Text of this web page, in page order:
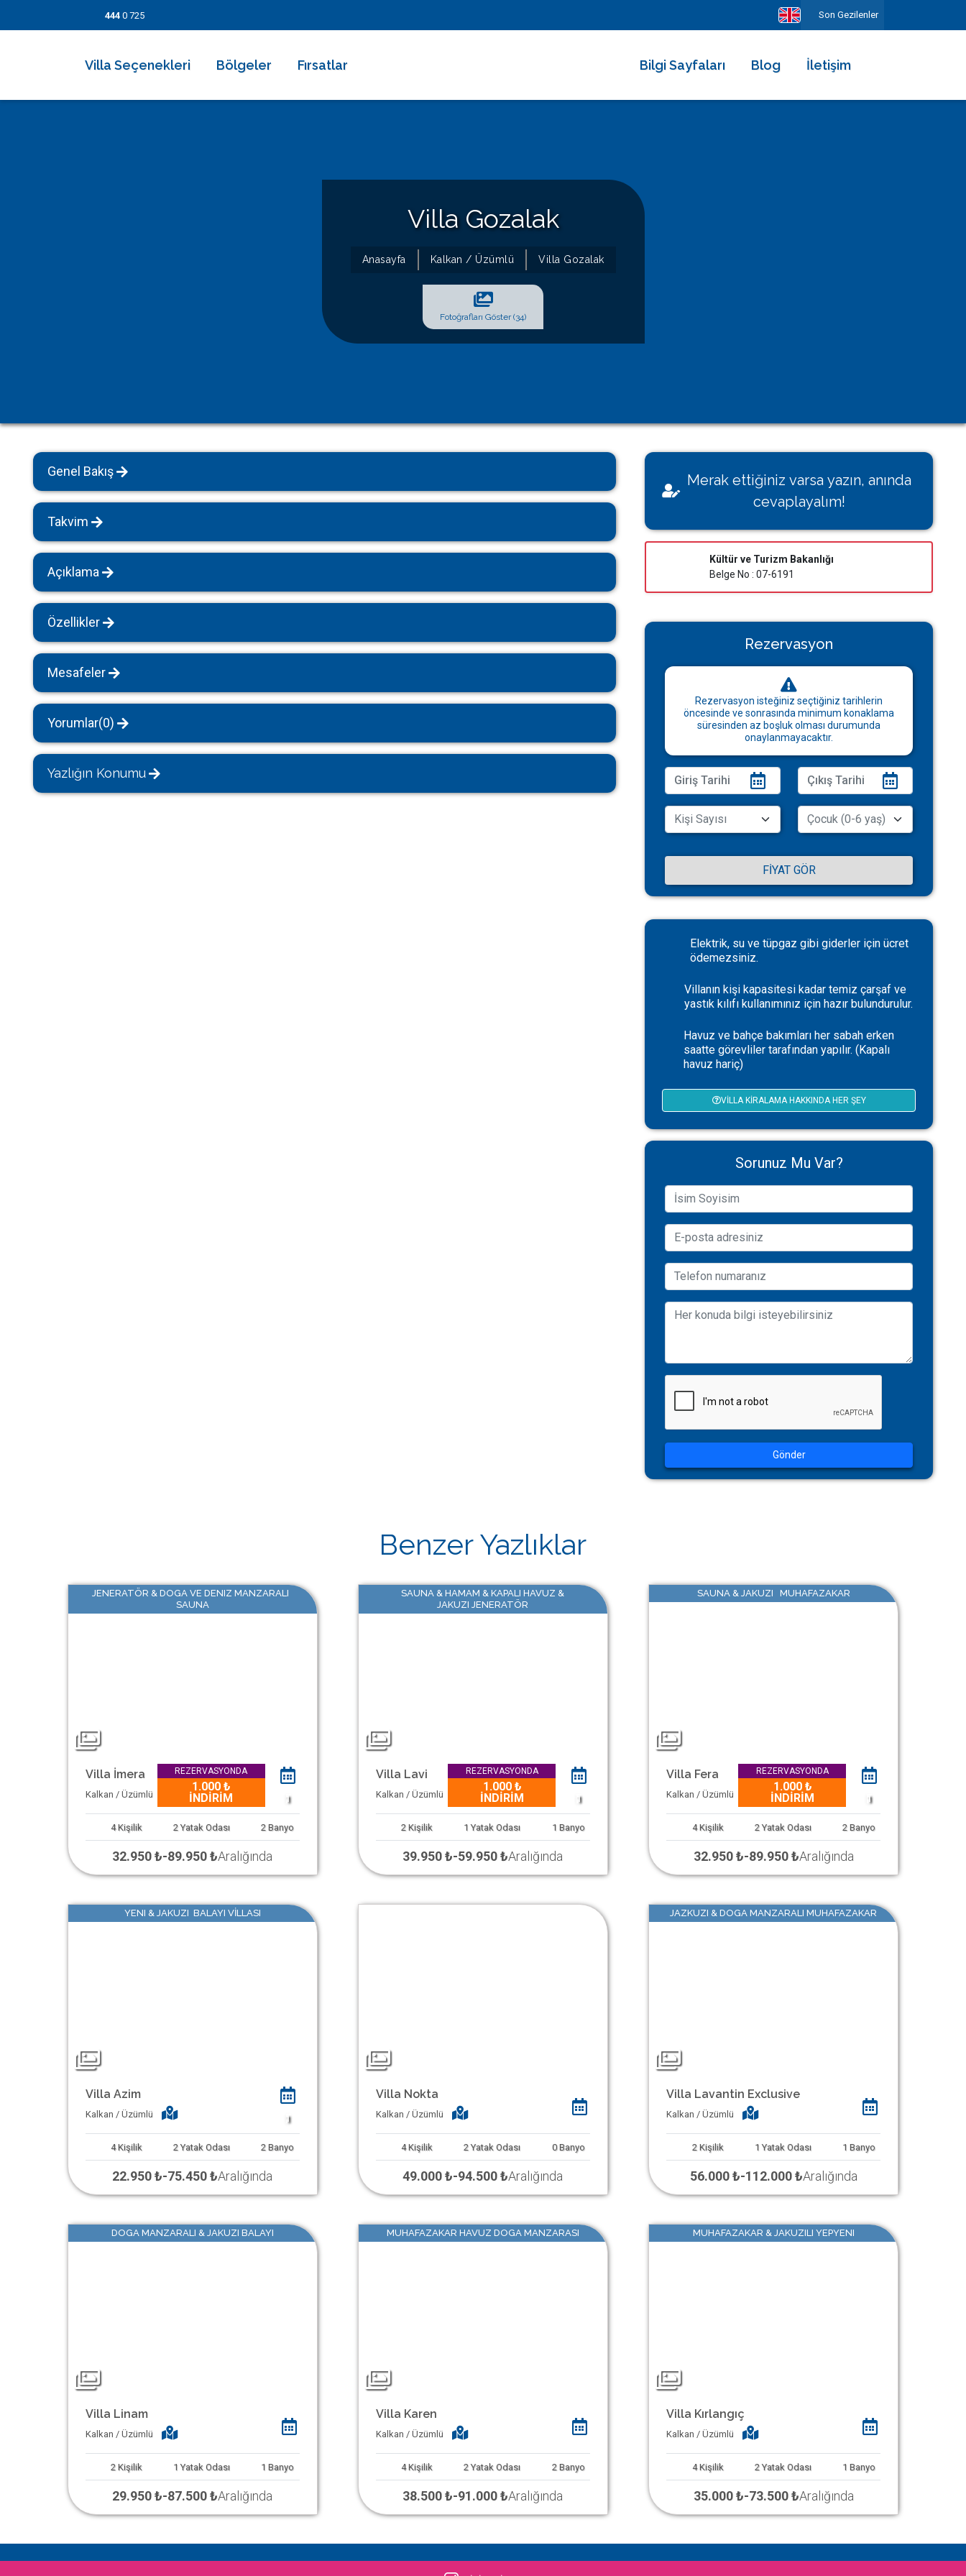
444 0 725 Son Gezilenler
Villa Seçenekleri
Kiralık Apartlar
Bungalov Evler
Kahvaltı Dahil Villalar
Tüm Villalar
Bölgeler Fırsatlar Bilgi Sayfaları
Villamı Kiraya Vermek İstiyorum
Sağlığınız Bizim İçin Değerli
Konut İzin Belge Başvurusu
Bakanlık Belgeli Konutlar
Blog İletişim
Villa Gozalak
Anasayfa Kalkan / Üzümlü Villa Gozalak
Fotoğrafları Göster (34)
Genel Bakış
Takvim
Açıklama
Özellikler
Mesafeler
Yorumlar(0)
Yazlığın Konumu
Merak ettiğiniz varsa yazın, anında
cevaplayalım!
Kültür ve Turizm Bakanlığı
Belge No : 07-6191
Rezervasyon
Rezervasyon isteğiniz seçtiğiniz tarihlerin
öncesinde ve sonrasında minimum konaklama
süresinden az boşluk olması durumunda
onaylanmayacaktır.
FIYAT GÖR
Elektrik, su ve tüpgaz gibi giderler için ücret
ödemezsiniz.
Villanın kişi kapasitesi kadar temiz çarşaf ve
yastık kılıfı kullanımınız için hazır bulundurulur.
Havuz ve bahçe bakımları her sabah erken
saatte görevliler tarafından yapılır. (Kapalı
havuz hariç)
VILLA KIRALAMA HAKKINDA HER ŞEY
Sorunuz Mu Var?
Gönder
Benzer Yazlıklar
JENERATÖR & DOGA VE DENIZ MANZARALI
SAUNA
Villa İmera
Kalkan / Üzümlü
REZERVASYONDA
1.000 ₺
İNDİRİM
1
4 Kişilik 2 Yatak Odası 2 Banyo
32.950 ₺-89.950 ₺Aralığında
SAUNA & HAMAM & KAPALI HAVUZ &
JAKUZI JENERATÖR
Villa Lavi
Kalkan / Üzümlü
REZERVASYONDA
1.000 ₺
İNDİRİM
1
2 Kişilik 1 Yatak Odası 1 Banyo
39.950 ₺-59.950 ₺Aralığında
SAUNA & JAKUZI MUHAFAZAKAR
Villa Fera
Kalkan / Üzümlü
REZERVASYONDA
1.000 ₺
İNDİRİM
1
4 Kişilik 2 Yatak Odası 2 Banyo
32.950 ₺-89.950 ₺Aralığında
YENI & JAKUZI BALAYI VİLLASI
Villa Azim
Kalkan / Üzümlü 1
4 Kişilik 2 Yatak Odası 2 Banyo
22.950 ₺-75.450 ₺Aralığında
Villa Nokta
Kalkan / Üzümlü
4 Kişilik 2 Yatak Odası 0 Banyo
49.000 ₺-94.500 ₺Aralığında
JAZKUZI & DOGA MANZARALI MUHAFAZAKAR
Villa Lavantin Exclusive
Kalkan / Üzümlü
2 Kişilik 1 Yatak Odası 1 Banyo
56.000 ₺-112.000 ₺Aralığında
DOGA MANZARALI & JAKUZI BALAYI
Villa Linam
Kalkan / Üzümlü
2 Kişilik 1 Yatak Odası 1 Banyo
29.950 ₺-87.500 ₺Aralığında
MUHAFAZAKAR HAVUZ DOGA MANZARASI
Villa Karen
Kalkan / Üzümlü
4 Kişilik 2 Yatak Odası 2 Banyo
38.500 ₺-91.000 ₺Aralığında
MUHAFAZAKAR & JAKUZILI YEPYENI
Villa Kırlangıç
Kalkan / Üzümlü
4 Kişilik 2 Yatak Odası 1 Banyo
35.000 ₺-73.500 ₺Aralığında